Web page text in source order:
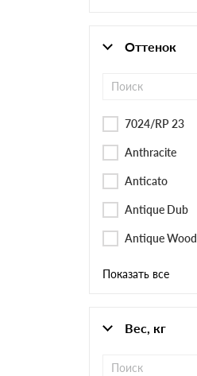
Оттенок
7024/RP 23
Anthracite
Anticato
Antique Dub
Antique Wood
Показать все
Вес, кг